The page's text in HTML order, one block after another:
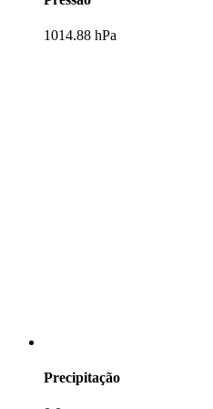
1014.88 hPa
Precipitação